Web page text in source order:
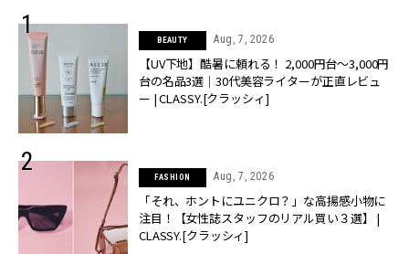
BEAUTY Aug, 7, 2026
【UV下地】酷暑に頼れる！ 2,000円台〜3,000円
台の名品3選｜30代美容ライターが正直レビュ
ー | CLASSY.[クラッシィ]
FASHION Aug, 7, 2026
「それ、ホントにユニクロ？」な高揚感小物に
注目！【女性誌スタッフのリアル買い３選】 |
CLASSY.[クラッシィ]